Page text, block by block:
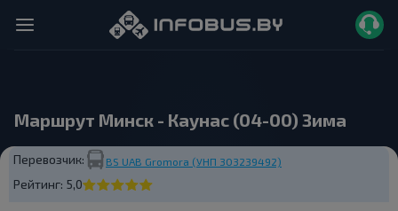
Маршрут Минск - Каунас (04-00) Зима
Перевозчик: BS UAB Grоmora (УНП 303239492)
Рейтинг: 5,0